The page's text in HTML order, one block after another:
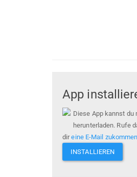
App
Diese App kannst du
herunterladen. Rufe
direine E-Mail zukommen
INSTALLIEREN